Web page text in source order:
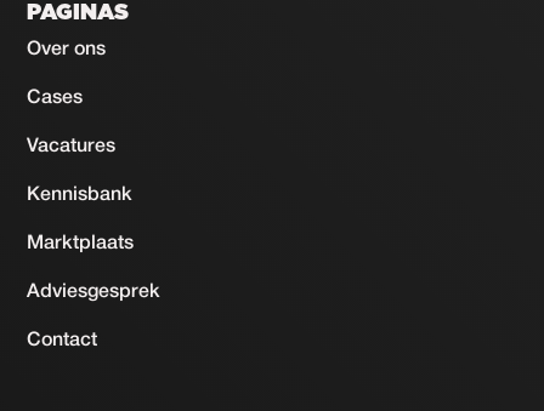
PAGINAS
Over ons
Cases
Vacatures
Kennisbank
Marktplaats
Adviesgesprek
Contact